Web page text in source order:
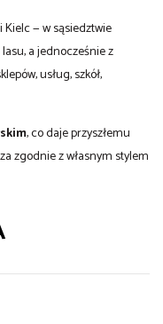
— w sąsiedztwie
a jednocześnie z
usług, szkół,
, co daje przyszłemu
zgodnie z własnym stylem